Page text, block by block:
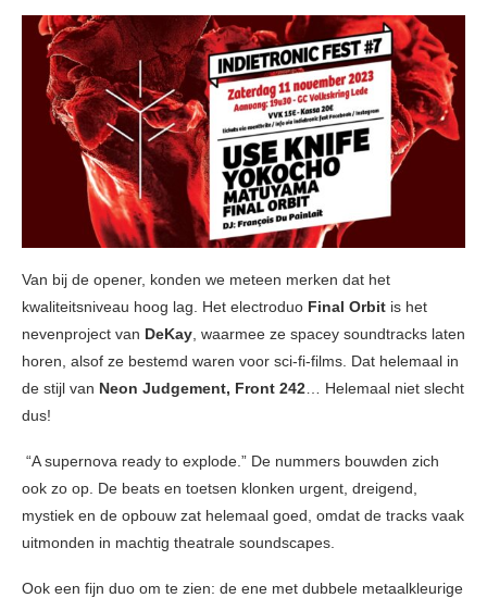
Van bij de opener, konden we meteen merken dat het
kwaliteitsniveau hoog lag. Het electroduo Final Orbit is het
nevenproject van DeKay , waarmee ze spacey soundtracks laten
horen, alsof ze bestemd waren voor sci-fi-films. Dat helemaal in
de stijl van Neon Judgement, Front 242 … Helemaal niet slecht
dus!
“A supernova ready to explode.” De nummers bouwden zich
ook zo op. De beats en toetsen klonken urgent, dreigend,
mystiek en de opbouw zat helemaal goed, omdat de tracks vaak
uitmonden in machtig theatrale soundscapes.
Ook een fijn duo om te zien: de ene met dubbele metaalkleurige